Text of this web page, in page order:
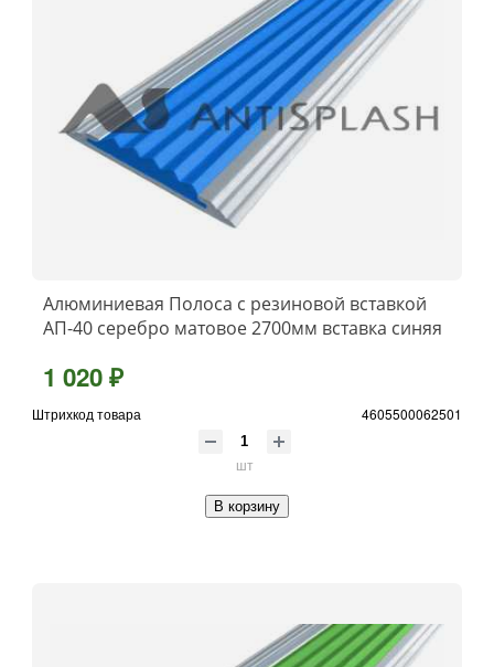
Алюминиевая Полоса с резиновой вставкой
АП-40 серебро матовое 2700мм вставка синяя
1 020 ₽
Штрихкод товара 4605500062501
шт
В корзину